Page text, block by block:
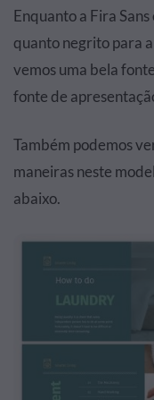
Enquanto a Fira
quanto negrito para
vemos uma bela
fonte de
Também podemos
maneiras neste
abaixo.